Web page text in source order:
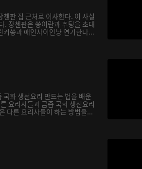
판 집 근처로 이사한다. 이 사실
. 장첸판은 쑹이란과 추팅을 초대
커쑹과 애인사이인냥 연기한다...
국화 생선요리 만드는 법을 배운
요리사들과 금즙 국화 생선요리
다른 요리사들이 하는 방법을...